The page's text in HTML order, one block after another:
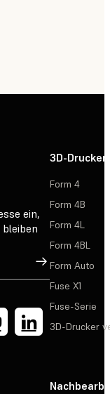
ein,
Registrieren
3D-Drucker
Form 4
Form 4B
Form 4L
Form 4BL
Form Auto
Fuse X1
Fuse-Serie
3D-Drucker